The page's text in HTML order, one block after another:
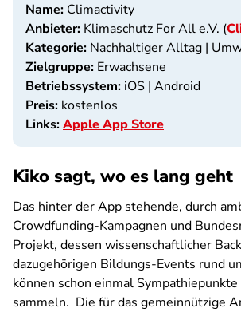
Name: Climactivity
Anbieter: Klimaschutz For All e.V. (
Kategorie: Nachhaltiger Alltag |
Zielgruppe: Erwachsene
Betriebssystem: iOS | Android
Preis: kostenlos
Links:Apple App Store
Kiko sagt, wo es lang geht
Das hinter der App stehende, durch
Crowdfunding-Kampagnen und
Projekt, dessen wissenschaftlicher
dazugehörigen Bildungs-Events rund
können schon einmal
sammeln. Die für das gemeinnützige